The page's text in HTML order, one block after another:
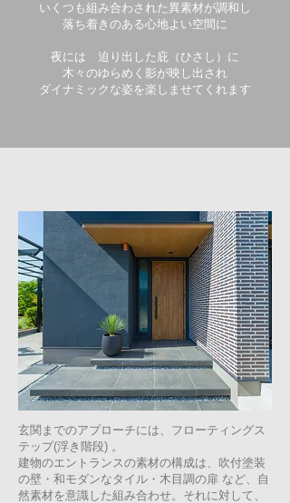
いくつも組み合わされた異素材が調和し
落ち着きのある心地よい空間に
夜には 迫り出した庇（ひさし）に
木々のゆらめく影が映し出され
ダイナミックな姿を楽しませてくれます
玄関までのアプローチには、フローティングス
テップ(浮き階段) 。
建物のエントランスの素材の構成は、吹付塗装
の壁・和モダンなタイル・木目調の扉 など、自
然素材を意識した組み合わせ。それに対して、